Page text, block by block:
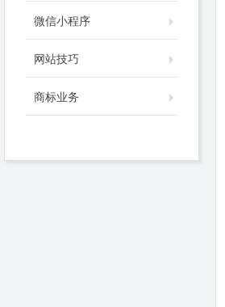
微信小程序
网站技巧
商标业务